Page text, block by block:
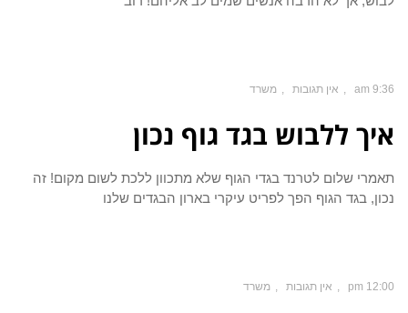
9:36 am אין תגובות משרד
איך ללבוש בגד גוף נכון
תאמרי שלום לטרנד בגדי הגוף שלא מתכוון ללכת לשום מקום! זה
נכון, בגד הגוף הפך לפריט עיקרי בארון הבגדים שלנו
12:00 pm אין תגובות משרד